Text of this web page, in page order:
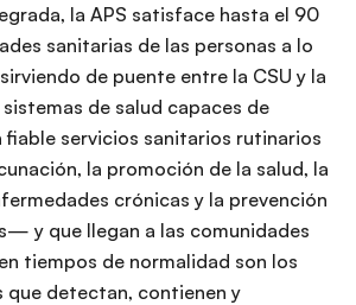
la APS satisface hasta el 90
sanitarias de las personas a lo
de puente entre la CSU y la
de salud capaces de
servicios sanitarios rutinarios
la promoción de la salud, la
crónicas y la prevención
y que llegan a las comunidades
tiempos de normalidad son los
que detectan, contienen y